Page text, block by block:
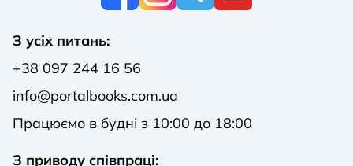
З усіх питань:
+38 097 244 16 56
info@portalbooks.com.ua
Працюємо в будні з 10:00 до 18:00
З приводу співпраці: